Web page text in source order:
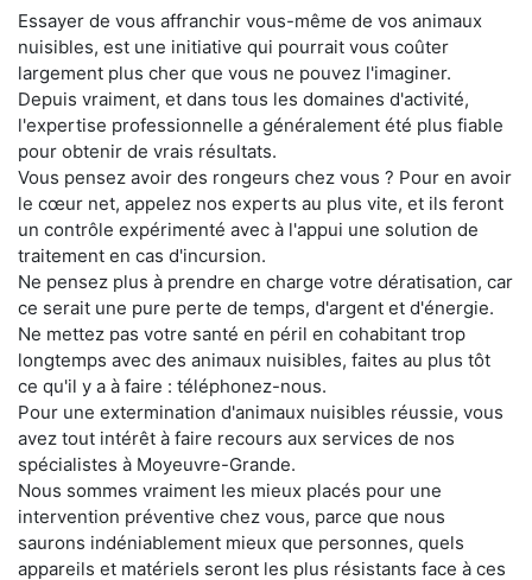
Essayer de vous affranchir vous-même de vos animaux
nuisibles, est une initiative qui pourrait vous coûter
largement plus cher que vous ne pouvez l'imaginer.
Depuis vraiment, et dans tous les domaines d'activité,
l'expertise professionnelle a généralement été plus fiable
pour obtenir de vrais résultats.
Vous pensez avoir des rongeurs chez vous ? Pour en avoir
le cœur net, appelez nos experts au plus vite, et ils feront
un contrôle expérimenté avec à l'appui une solution de
traitement en cas d'incursion.
Ne pensez plus à prendre en charge votre dératisation, car
ce serait une pure perte de temps, d'argent et d'énergie.
Ne mettez pas votre santé en péril en cohabitant trop
longtemps avec des animaux nuisibles, faites au plus tôt
ce qu'il y a à faire : téléphonez-nous.
Pour une extermination d'animaux nuisibles réussie, vous
avez tout intérêt à faire recours aux services de nos
spécialistes à Moyeuvre-Grande.
Nous sommes vraiment les mieux placés pour une
intervention préventive chez vous, parce que nous
saurons indéniablement mieux que personnes, quels
appareils et matériels seront les plus résistants face à ces